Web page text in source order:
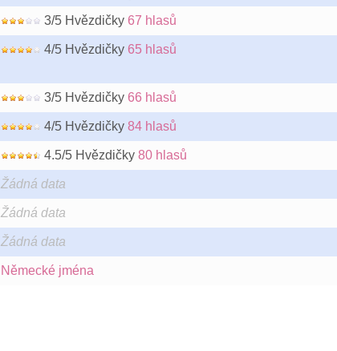
3/5 Hvězdičky 67 hlasů
4/5 Hvězdičky 65 hlasů
3/5 Hvězdičky 66 hlasů
4/5 Hvězdičky 84 hlasů
4.5/5 Hvězdičky 80 hlasů
Žádná data
Žádná data
Žádná data
Německé jména